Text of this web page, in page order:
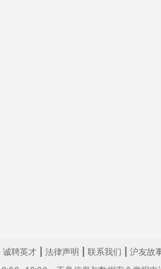
诚聘英才 法律声明 联系我们 沪友故